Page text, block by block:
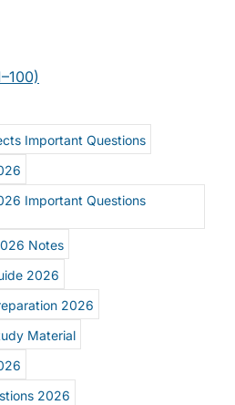
Important Questions
Important Questions
Notes
2026
2026
Material
2026